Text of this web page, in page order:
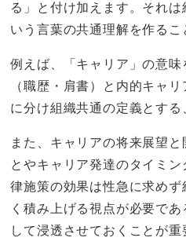
る」と付け加えます。それ
いう言葉の共通理解を作るこ
例えば、「キャリア」の意
（職歴・肩書）と内的キャ
に分け組織共通の定義とする
また、キャリアの将来展望
とやキャリア発達のタイミ
律施策の効果は性急に求め
く積み上げる視点が必要で
して浸透させておくことが重